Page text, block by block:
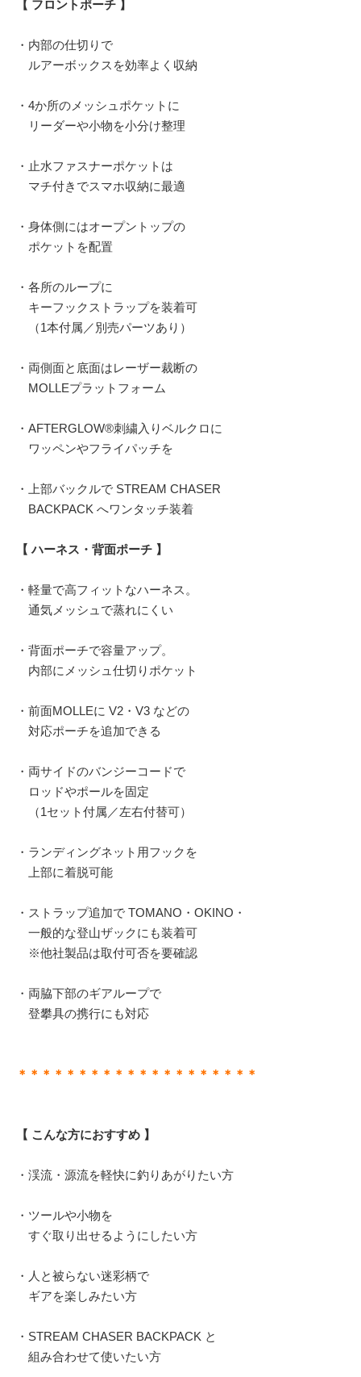
【 フロントポーチ 】
・内部の仕切りで
ルアーボックスを効率よく収納
・4か所のメッシュポケットに
リーダーや小物を小分け整理
・止水ファスナーポケットは
マチ付きでスマホ収納に最適
・身体側にはオープントップの
ポケットを配置
・各所のループに
キーフックストラップを装着可
（1本付属／別売パーツあり）
・両側面と底面はレーザー裁断の
MOLLEプラットフォーム
・AFTERGLOW®刺繍入りベルクロに
ワッペンやフライパッチを
・上部バックルで STREAM CHASER
BACKPACK へワンタッチ装着
【 ハーネス・背面ポーチ 】
・軽量で高フィットなハーネス。
通気メッシュで蒸れにくい
・背面ポーチで容量アップ。
内部にメッシュ仕切りポケット
・前面MOLLEに V2・V3 などの
対応ポーチを追加できる
・両サイドのバンジーコードで
ロッドやポールを固定
（1セット付属／左右付替可）
・ランディングネット用フックを
上部に着脱可能
・ストラップ追加で TOMANO・OKINO・
一般的な登山ザックにも装着可
※他社製品は取付可否を要確認
・両脇下部のギアループで
登攀具の携行にも対応
＊＊＊＊＊＊＊＊＊＊＊＊＊＊＊＊＊＊＊＊
【 こんな方におすすめ 】
・渓流・源流を軽快に釣りあがりたい方
・ツールや小物を
すぐ取り出せるようにしたい方
・人と被らない迷彩柄で
ギアを楽しみたい方
・STREAM CHASER BACKPACK と
組み合わせて使いたい方